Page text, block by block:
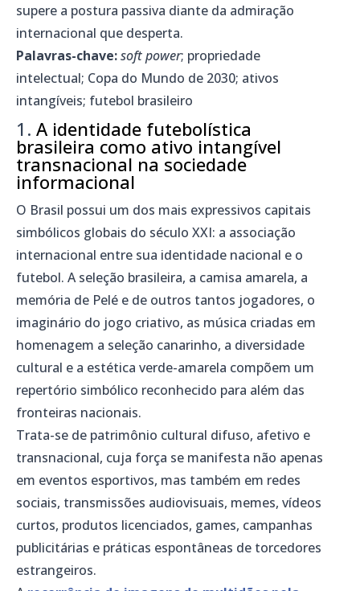
supere a postura passiva diante da admiração
internacional que desperta.
Palavras-chave:soft power; propriedade
intelectual; Copa do Mundo de 2030; ativos
intangíveis; futebol brasileiro
1. A identidade futebolística
brasileira como ativo intangível
transnacional na sociedade
informacional
O Brasil possui um dos mais expressivos capitais
simbólicos globais do século XXI: a associação
internacional entre sua identidade nacional e o
futebol. A seleção brasileira, a camisa amarela, a
memória de Pelé e de outros tantos jogadores, o
imaginário do jogo criativo, as música criadas em
homenagem a seleção canarinho, a diversidade
cultural e a estética verde-amarela compõem um
repertório simbólico reconhecido para além das
fronteiras nacionais.
Trata-se de patrimônio cultural difuso, afetivo e
transnacional, cuja força se manifesta não apenas
em eventos esportivos, mas também em redes
sociais, transmissões audiovisuais, memes, vídeos
curtos, produtos licenciados, games, campanhas
publicitárias e práticas espontâneas de torcedores
estrangeiros.